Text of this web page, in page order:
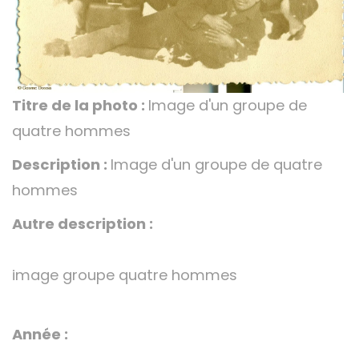
Titre de la photo : Image d'un groupe de
quatre hommes
Description : Image d'un groupe de quatre
hommes
Autre description :
image groupe quatre hommes
Année :